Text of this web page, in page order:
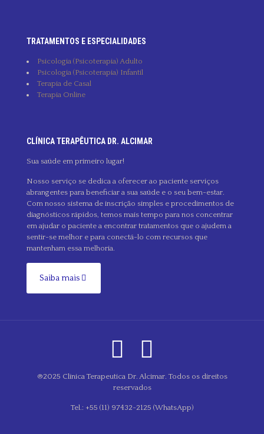
TRATAMENTOS E ESPECIALIDADES
Psicologia (Psicoterapia) Adulto
Psicologia (Psicoterapia) Infantil
Terapia de Casal
Terapia Online
CLÍNICA TERAPÊUTICA DR. ALCIMAR
Sua saúde em primeiro lugar!
Nosso serviço se dedica a oferecer ao paciente serviços
abrangentes para beneficiar a sua saúde e o seu bem-estar.
Com nosso sistema de inscrição simples e procedimentos de
diagnósticos rápidos, temos mais tempo para nos concentrar
em ajudar o paciente a encontrar tratamentos que o ajudem a
sentir-se melhor e para conectá-lo com recursos que
mantenham essa melhoria.
Saiba mais
®2025 Clínica Terapeutica Dr. Alcimar. Todos os direitos
reservados
Tel.: +55 (11) 97432-2125 (WhatsApp)